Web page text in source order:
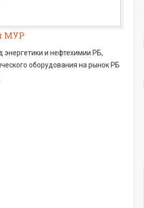
МУР
энергетики и нефтехимии РБ,
оборудования на рынок РБ